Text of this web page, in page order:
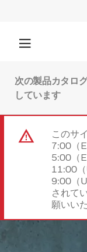
次の製品カタロ
しています
このサ
7:00（
5:00（
11:00
9:00（
されて
願いい